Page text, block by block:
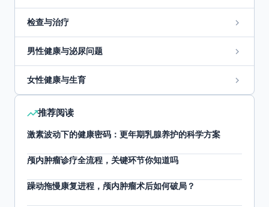
检查与治疗
男性健康与泌尿问题
女性健康与生育
推荐阅读
激素波动下的健康密码：更年期乳腺养护的科学方案
颅内肿瘤诊疗全流程，关键环节你知道吗
躁动拖慢康复进程，颅内肿瘤术后如何破局？